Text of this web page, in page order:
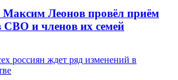
Леонов провёл приём
СВО и членов их семей